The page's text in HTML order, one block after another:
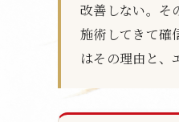
改善しない。そ
施術してきて確
はその理由と、